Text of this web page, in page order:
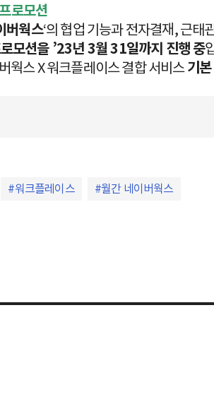
로모션
버웍스‘의 협업 기능과 전자결재, 근태
모션을 ’23년 3월 31일까지 진행 중
웍스 X 워크플레이스 결합 서비스기
워크플레이스 월간 네이버웍스